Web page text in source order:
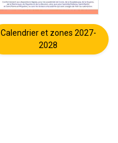
Calendrier et zones 2027-
2028